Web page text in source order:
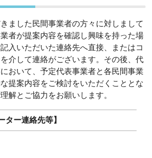
ました民間事業者の方々に対しまして
者が提案内容を確認し興味を持った場
入いただいた連絡先へ直接、またはコ
介して連絡がございます。その後、代
おいて、予定代表事業者と各民間事業
提案内容をご検討をいただくこととな
解とご協力をお願いします。
ター連絡先等】